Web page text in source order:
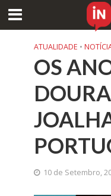
ATUALIDADE •
OS
10 de Setembro,